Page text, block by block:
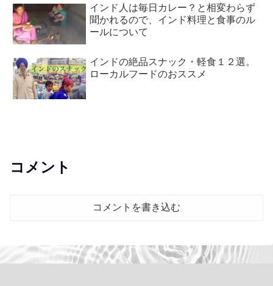
インド人は毎日カレー？と相変わらず
聞かれるので、インド料理と食事のル
ールについて
インドの絶品スナック・軽食１２選。
ローカルフードのおススメ
コメント
コメントを書き込む